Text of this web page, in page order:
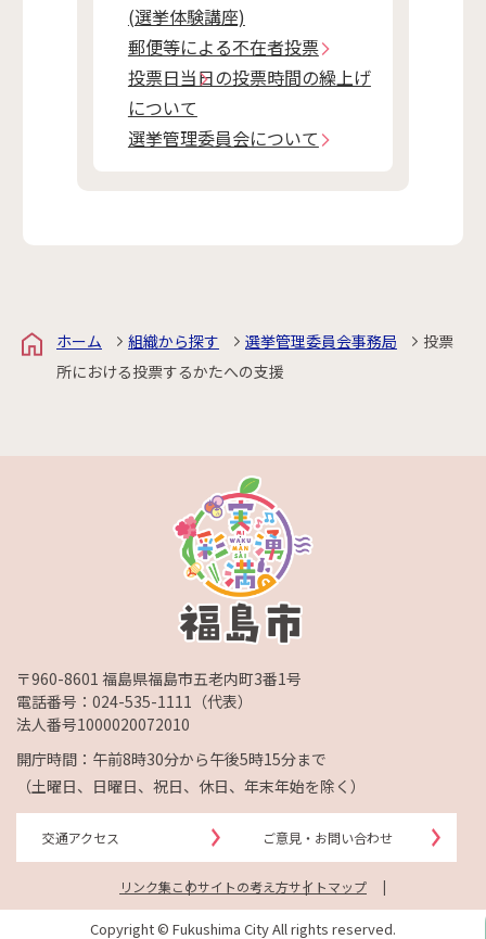
(選挙体験講座)
郵便等による不在者投票
投票日当日の投票時間の繰上げ
について
選挙管理委員会について
ホーム 組織から探す 選挙管理委員会事務局
投票
所における投票するかたへの支援
〒960-8601 福島県福島市五老内町3番1号
電話番号： 024-535-1111
（代表）
法人番号1000020072010
開庁時間：午前8時30分から午後5時15分まで
（土曜日、日曜日、祝日、休日、年末年始を除く）
交通アクセス ご意見・お問い合わせ
リンク集このサイトの考え方サイトマップ
Copyright © Fukushima City All rights reserved.